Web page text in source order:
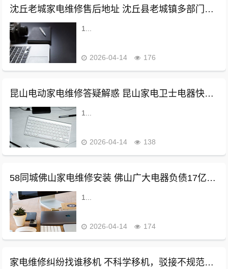
沈丘老城家电维修售后地址 沈丘县老城镇多部门联合开展消防安全督导检查
1...
2026-04-14 176
昆山电动家电维修答疑解惑 昆山家电卫士电器快修有限公司7月30日新增投诉，消费者要求退赔费用
1...
2026-04-14 138
58同城佛山家电维修安装 佛山广大电器负债17亿破产重整：因扩张太快
1...
2026-04-14 174
家电维修纠纷找谁移机 不科学移机，驳接不规范致空调起火 专家提醒：家电维修务必谨慎选择